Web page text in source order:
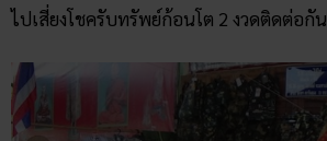
ไปเสี่ยงโชครับทรัพย์ก้อนโต 2 งวดติดต่อกัน